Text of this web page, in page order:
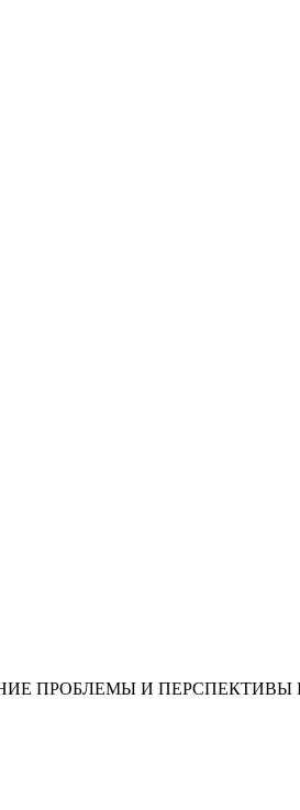
ПРОБЛЕМЫ И ПЕРСПЕКТИВЫ